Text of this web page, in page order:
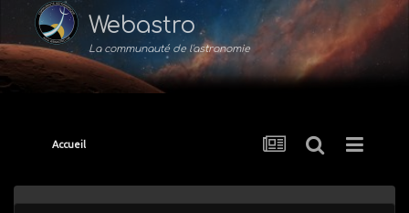
Webastro
La communauté de l'astronomie
Accueil